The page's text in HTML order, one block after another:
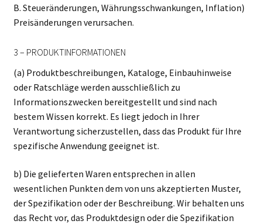
B. Steueränderungen, Währungsschwankungen, Inflation)
Preisänderungen verursachen.
3 – PRODUKTINFORMATIONEN
(a) Produktbeschreibungen, Kataloge, Einbauhinweise
oder Ratschläge werden ausschließlich zu
Informationszwecken bereitgestellt und sind nach
bestem Wissen korrekt. Es liegt jedoch in Ihrer
Verantwortung sicherzustellen, dass das Produkt für Ihre
spezifische Anwendung geeignet ist.
b) Die gelieferten Waren entsprechen in allen
wesentlichen Punkten dem von uns akzeptierten Muster,
der Spezifikation oder der Beschreibung. Wir behalten uns
das Recht vor, das Produktdesign oder die Spezifikation